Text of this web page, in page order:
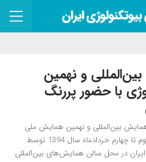
و نهمین
با حضور پررنگ
بین‌المللی و نهمین همایش ملی
بیوتکنولوژی جمهوری اسلامی ایران دوم تا چهارم خردادماه سال 1394 توسط
در محل سالن همایش‌های بین‌المللی